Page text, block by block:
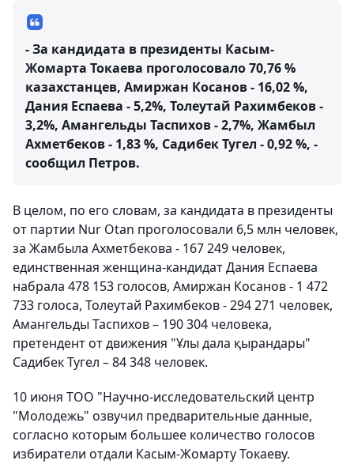
- За кандидата в президенты Касым-
Жомарта Токаева проголосовало 70,76 %
казахстанцев, Амиржан Косанов - 16,02 %,
Дания Еспаева - 5,2%, Толеутай Рахимбеков -
3,2%, Амангельды Таспихов - 2,7%, Жамбыл
Ахметбеков - 1,83 %, Садибек Тугел - 0,92 %, -
сообщил Петров.
В целом, по его словам, за кандидата в президенты
от партии Nur Otan проголосовали 6,5 млн человек,
за Жамбыла Ахметбекова - 167 249 человек,
единственная женщина-кандидат Дания Еспаева
набрала 478 153 голосов, Амиржан Косанов - 1 472
733 голоса, Толеутай Рахимбеков - 294 271 человек,
Амангельды Таспихов – 190 304 человека,
претендент от движения "Ұлы дала қырандары"
Садибек Тугел – 84 348 человек.
10 июня ТОО "Научно-исследовательский центр
"Молодежь" озвучил предварительные данные,
согласно которым большее количество голосов
избиратели отдали Касым-Жомарту Токаеву.